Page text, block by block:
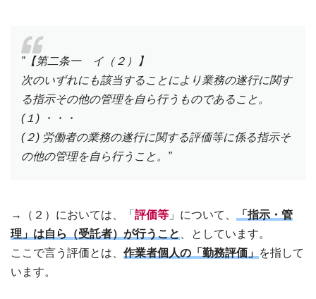
”【第二条一 イ（２）】
次のいずれにも該当することにより業務の遂行に関す
る指示その他の管理を自ら行うものであること。
(１) ・・・
(２) 労働者の業務の遂行に関する評価等に係る指示そ
の他の管理を自ら行うこと。”
→（２）においては、「 評価等 」について、
「指示・管
理」は自ら（受託者）が行うこと
、としています。
ここで言う評価とは、 作業者個人の「勤務評価」 を指して
います。